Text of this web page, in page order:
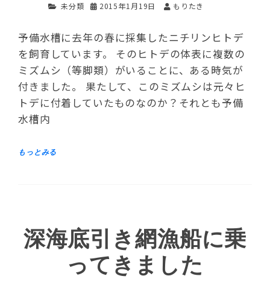
未分類 2015年1月19日 もりたき
予備水槽に去年の春に採集したニチリンヒトデ
を飼育しています。 そのヒトデの体表に複数の
ミズムシ（等脚類）がいることに、ある時気が
付きました。 果たして、このミズムシは元々ヒ
トデに付着していたものなのか？それとも予備
水槽内
深海底引き網漁船に乗
ってきました